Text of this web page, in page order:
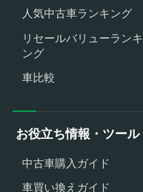
人気中古車ランキング
リセールバリューランキ
ング
車比較
お役立ち情報・ツール
中古車購入ガイド
車買い換えガイド